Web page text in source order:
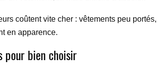
coûtent vite cher : vêtements peu
en apparence.
pour bien choisir